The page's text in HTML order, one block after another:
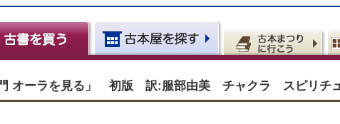
門 オーラを見る」 初版 訳:服部由美 チャクラ スピリチ